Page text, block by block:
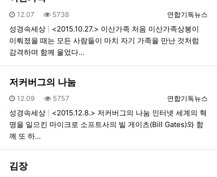
등록자
연합기독뉴스
등록일
12.07 조회
5738
성경속세상
<2015.10.27.> 이산가족 처음 이산가족상봉이
이뤄졌을 때는 모든 사람들이 마치 자기 가족을 만난 것처럼
감격하며 함께 울었다…
저커버그의 나눔
등록자
연합기독뉴스
등록일
12.09 조회
5757
성경속세상
<2015.12.8.> 저커버그의 나눔 인터넷 세계의 혁
명을 일으킨 마이크로 소프트사의 빌 게이츠(Bill Gates)와 함
께 또 하…
김장